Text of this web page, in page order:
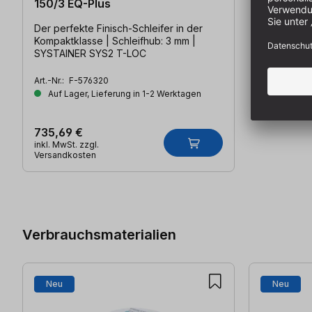
150/3 EQ-Plus
Der perfekte Finisch-Schleifer in der
Kompaktklasse | Schleifhub: 3 mm |
SYSTAINER SYS2 T-LOC
Art.-Nr.: F-576320
Auf Lager, Lieferung in 1-2 Werktagen
735,69 €
inkl. MwSt. zzgl.
Versandkosten
Verbrauchsmaterialien
Neu Neu